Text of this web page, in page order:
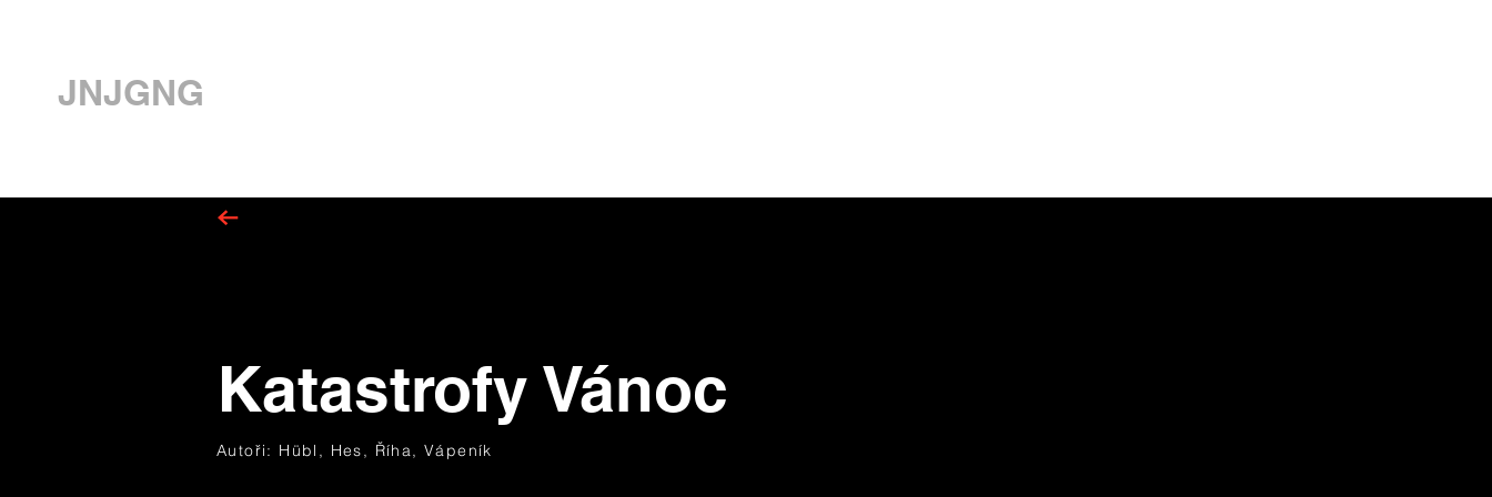
JNJGNG
Katastrofy Vánoc
Autoři: Hübl, Hes, Říha, Vápeník